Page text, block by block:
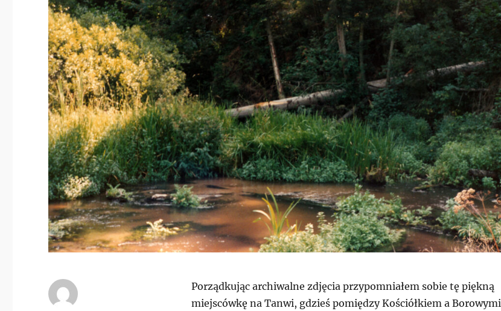
Porządkując archiwalne zdjęcia przypomniałem sobie tę piękną
miejscówkę na Tanwi, gdzieś pomiędzy Kościółkiem a Borowymi